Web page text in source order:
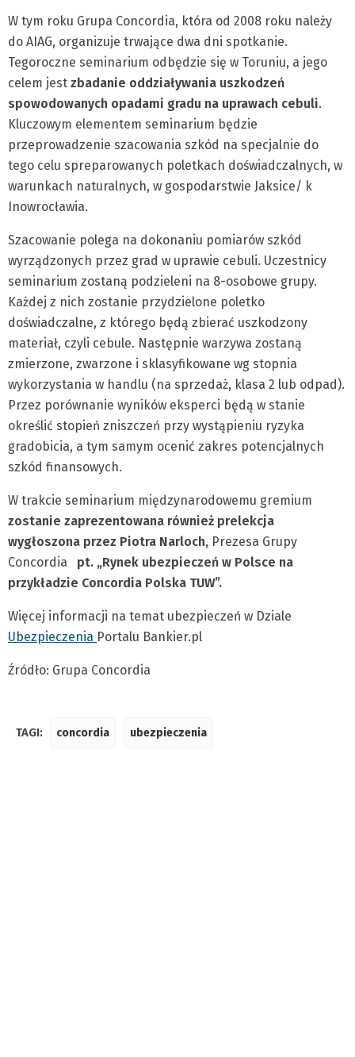
W tym roku Grupa Concordia, która od 2008 roku należy
do AIAG, organizuje trwające dwa dni spotkanie.
Tegoroczne seminarium odbędzie się w Toruniu, a jego
celem jest zbadanie oddziaływania uszkodzeń
spowodowanych opadami gradu na uprawach cebuli.
Kluczowym elementem seminarium będzie
przeprowadzenie szacowania szkód na specjalnie do
tego celu spreparowanych poletkach doświadczalnych, w
warunkach naturalnych, w gospodarstwie Jaksice/ k
Inowrocławia.
Szacowanie polega na dokonaniu pomiarów szkód
wyrządzonych przez grad w uprawie cebuli. Uczestnicy
seminarium zostaną podzieleni na 8-osobowe grupy.
Każdej z nich zostanie przydzielone poletko
doświadczalne, z którego będą zbierać uszkodzony
materiał, czyli cebule. Następnie warzywa zostaną
zmierzone, zwarzone i sklasyfikowane wg stopnia
wykorzystania w handlu (na sprzedaż, klasa 2 lub odpad).
Przez porównanie wyników eksperci będą w stanie
określić stopień zniszczeń przy wystąpieniu ryzyka
gradobicia, a tym samym ocenić zakres potencjalnych
szkód finansowych.
W trakcie seminarium międzynarodowemu gremium
zostanie zaprezentowana również prelekcja
wygłoszona przez Piotra Narloch, Prezesa Grupy
Concordia
pt. „Rynek ubezpieczeń w Polsce na
przykładzie Concordia Polska TUW”.
Więcej informacji na temat ubezpieczeń w Dziale
Ubezpieczenia Portalu Bankier.pl
Źródło: Grupa Concordia
TAGI: concordia ubezpieczenia